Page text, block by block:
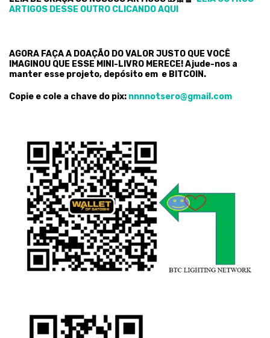
ARTIGOS DESSE OUTRO CLICANDO AQUI
AGORA FAÇA A DOAÇÃO DO VALOR JUSTO QUE VOCÊ
IMAGINOU QUE ESSE MINI-LIVRO MERECE! Ajude-nos a
manter esse projeto, depósito em e BITCOIN.
Copie e cole a chave do pix: nnnnotsero@gmail.com